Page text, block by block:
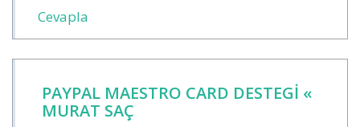
Cevapla
PAYPAL MAESTRO CARD DESTEGI «
MURAT SAÇ